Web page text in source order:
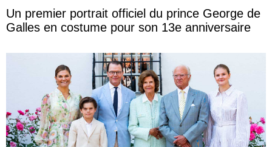
Un premier portrait officiel du prince George de
Galles en costume pour son 13e anniversaire